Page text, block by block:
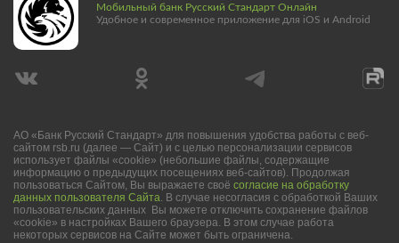
Мобильный банк Русский Стандарт Онлайн
Удобное и современное приложение для iOS и Android
АО «Банк Русский Стандарт» для повышения удобства работы с веб-
сайтом rsb.ru (далее — Сайт) и с целью персонализации сервисов
использует файлы «cookie» (небольшие файлы, содержащие
информацию о предыдущих посещениях веб-сайтов). Продолжая
пользоваться Сайтом, Вы выражаете своё согласие на обработку
данных пользователя Сайта. В случае несогласия с обработкой Ваших
пользовательских данных Вы можете отключить сохранение файлов
«cookie» в настройках Вашего браузера. В этом случае работа
некоторых сервисов на Сайте может быть ограничена.